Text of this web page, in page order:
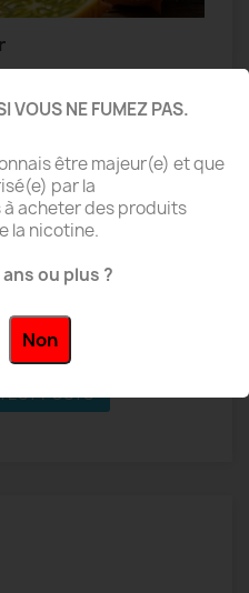
: des e-liquides fruités,
Drifter Exotic Edition 100
POSTS
VOUS NE FUMEZ PAS.
être majeur(e) et que
par la
à acheter des produits
la nicotine.
ou plus ?
Non